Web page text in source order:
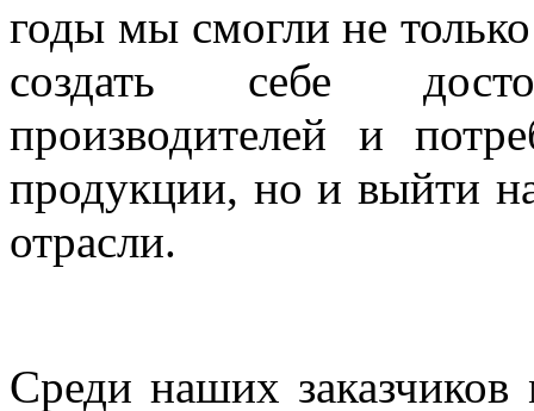
годы мы смогли не
создать себе
производителей и
продукции, но и выйти
отрасли.
Среди наших